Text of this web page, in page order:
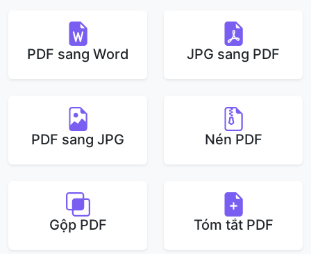
PDF sang Word JPG sang PDF
PDF sang JPG Nén PDF
Gộp PDF Tóm tắt PDF